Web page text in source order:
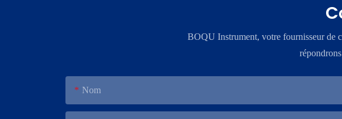
BOQU Instrument, votre fournisseur de
Nom